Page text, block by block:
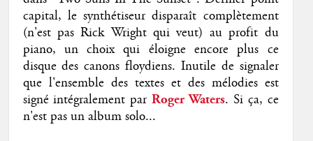
capital, le synthétiseur disparaît complètement
(n'est pas Rick Wright qui veut) au profit du
piano, un choix qui éloigne encore plus ce
disque des canons floydiens. Inutile de signaler
que l'ensemble des textes et des mélodies est
signé intégralement parRoger Waters. Si ça, ce
n'est pas un album solo...